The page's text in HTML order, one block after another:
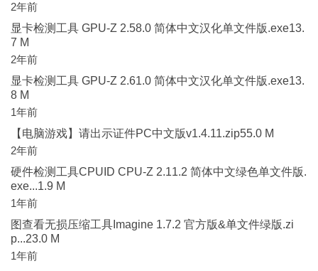
2年前
显卡检测工具 GPU-Z 2.58.0 简体中文汉化单文件版.exe13.
7 M
2年前
显卡检测工具 GPU-Z 2.61.0 简体中文汉化单文件版.exe13.
8 M
1年前
【电脑游戏】请出示证件PC中文版v1.4.11.zip55.0 M
2年前
硬件检测工具CPUID CPU-Z 2.11.2 简体中文绿色单文件版.
exe...1.9 M
1年前
图查看无损压缩工具Imagine 1.7.2 官方版&单文件绿版.zi
p...23.0 M
1年前